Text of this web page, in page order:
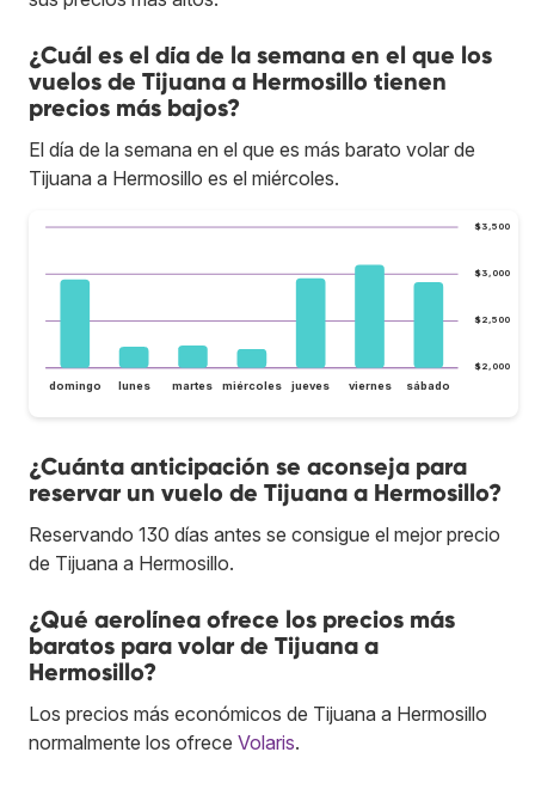
¿Cuál es el día de la semana en el que los
vuelos de Tijuana a Hermosillo tienen
precios más bajos?
El día de la semana en el que es más barato volar de
Tijuana a Hermosillo es el miércoles.
$2,000
$2,500
$3,000
$3,500
domingo lunes martes miércoles jueves viernes sábado
¿Cuánta anticipación se aconseja para
reservar un vuelo de Tijuana a Hermosillo?
Reservando 130 días antes se consigue el mejor precio
de Tijuana a Hermosillo.
¿Qué aerolínea ofrece los precios más
baratos para volar de Tijuana a
Hermosillo?
Los precios más económicos de Tijuana a Hermosillo
normalmente los ofrece Volaris.